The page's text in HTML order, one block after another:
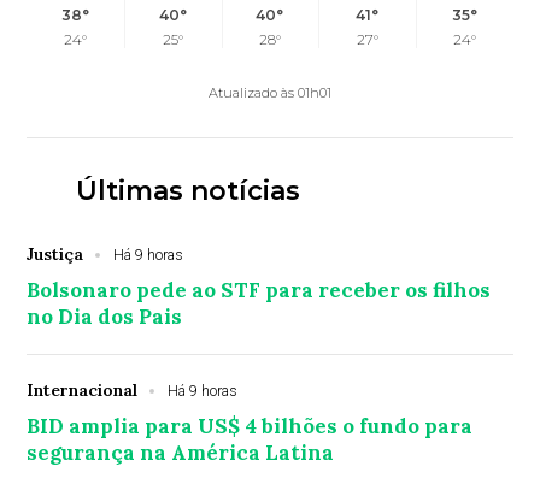
38°
24°
40°
25°
40°
28°
41°
27°
35°
24°
Atualizado às 01h01
Últimas notícias
Justiça Há 9 horas
Bolsonaro pede ao STF para receber os filhos
no Dia dos Pais
Internacional Há 9 horas
BID amplia para US$ 4 bilhões o fundo para
segurança na América Latina